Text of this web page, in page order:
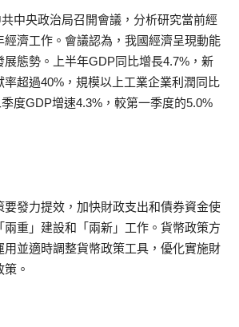
中央政治局召開會議，分析研究當前經
經濟工作。會議認為，我國經濟呈現動能
展態勢。上半年GDP同比增長4.7%，新
超過40%，規模以上工業企業利潤同比
度GDP增速4.3%，較第一季度的5.0%
要發力提效，加快財政支出和債券資金使
兩重」建設和「兩新」工作。貨幣政策方
用並適時調整貨幣政策工具，優化實施財
。